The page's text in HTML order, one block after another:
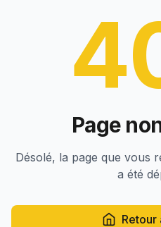
Page
Désolé, la page que vous
a été
Retour